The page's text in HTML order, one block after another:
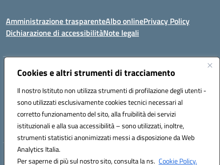
Cookies e altri strumenti di tracciamento
Il nostro Istituto non utilizza strumenti di profilazione degli utenti -
sono utilizzati esclusivamente cookies tecnici necessari al
corretto funzionamento del sito, alla fruibilità dei servizi
istituzionali e alla sua accessibilità – sono utilizzati, inoltre,
strumenti statistici anonimizzati messi a disposizione da Web
Analytics Italia.
Per saperne di più sul nostro sito, consulta la ns. Cookie Policy.
Amministrazione trasparenteAlbo onlinePrivacy Policy
Dichiarazione di accessibilitàNote legali
Indirizzo:Via Felice Cavallotti, 15 -84020 - Oliveto Citra
Posta elettronica certificata (PEC):saic81300d@pec.istruzione.it
Codice fiscale: 82005110653
Codice meccanografico: SAIC81300D
Hosting & Powered by 3D Solution S.r.l.